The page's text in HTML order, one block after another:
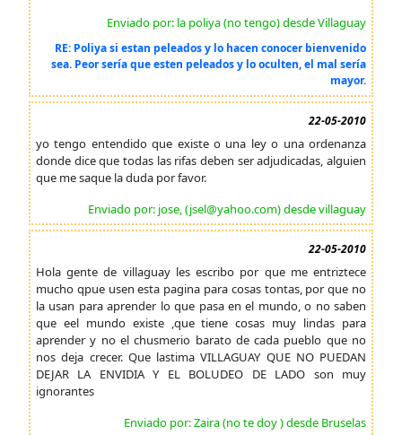
Enviado por: la poliya (no tengo) desde Villaguay
RE: Poliya si estan peleados y lo hacen conocer bienvenido
sea. Peor sería que esten peleados y lo oculten, el mal sería
mayor.
22-05-2010
yo tengo entendido que existe o una ley o una ordenanza
donde dice que todas las rifas deben ser adjudicadas, alguien
que me saque la duda por favor.
Enviado por: jose, (jsel@yahoo.com) desde villaguay
22-05-2010
Hola gente de villaguay les escribo por que me entriztece
mucho qpue usen esta pagina para cosas tontas, por que no
la usan para aprender lo que pasa en el mundo, o no saben
que eel mundo existe ,que tiene cosas muy lindas para
aprender y no el chusmerio barato de cada pueblo que no
nos deja crecer. Que lastima VILLAGUAY QUE NO PUEDAN
DEJAR LA ENVIDIA Y EL BOLUDEO DE LADO son muy
ignorantes
Enviado por: Zaira (no te doy ) desde Bruselas